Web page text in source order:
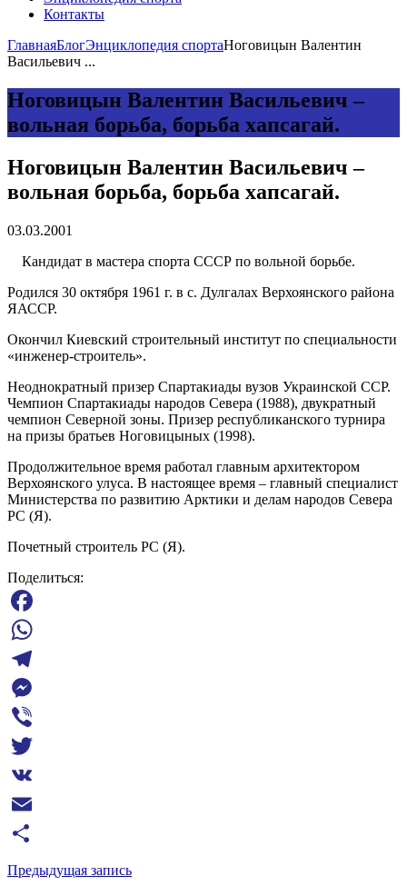
Контакты
ГлавнаяБлогЭнциклопедия спортаНоговицын Валентин
Васильевич ...
Ноговицын Валентин Васильевич –
вольная борьба, борьба хапсагай.
Ноговицын Валентин Васильевич –
вольная борьба, борьба хапсагай.
03.03.2001
Кандидат в мастера спорта СССР по вольной борьбе.
Родился 30 октября 1961 г. в с. Дулгалах Верхоянского района
ЯАССР.
Окончил Киевский строительный институт по специальности
«инженер-строитель».
Неоднократный призер Спартакиады вузов Украинской ССР.
Чемпион Спартакиады народов Севера (1988), двукратный
чемпион Северной зоны. Призер республиканского турнира
на призы братьев Ноговицыных (1998).
Продолжительное время работал главным архитектором
Верхоянского улуса. В настоящее время – главный специалист
Министерства по развитию Арктики и делам народов Севера
РС (Я).
Почетный строитель РС (Я).
Поделиться:
Facebook
WhatsApp
Telegram
Messenger
Viber
Twitter
VK
Email
Отправить
Предыдущая запись